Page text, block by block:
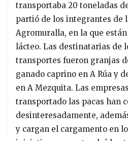
transportaba 20 toneladas
partió de los integrantes de
Agromuralla, en la que
lácteo. Las destinatarias de
transportes fueron granjas
ganado caprino en A Rúa y
en A Mezquita. Las
transportado las pacas han
desinteresadamente,
y cargan el cargamento en